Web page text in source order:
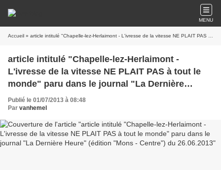
MENU
Accueil » article intitulé "Chapelle-lez-Herlaimont - L'ivresse de la vitesse NE PLAIT PAS à tout le monde" paru dans le journal "La Dernière Heure" (édition "Mons - Centre") du 26.06.2013
article intitulé "Chapelle-lez-Herlaimont -
L'ivresse de la vitesse NE PLAIT PAS à tout le
monde" paru dans le journal "La Dernière
Heure" (édition "Mons - Centre") du 26.06.2013
Publié le 01/07/2013 à 08:48
Par vanhemel